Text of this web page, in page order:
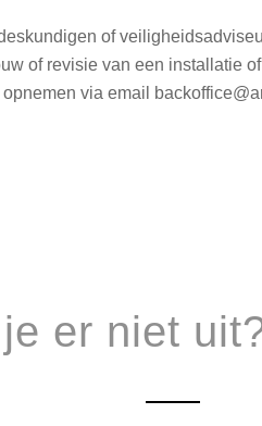
of
of revisie van een installatie
via email
er niet